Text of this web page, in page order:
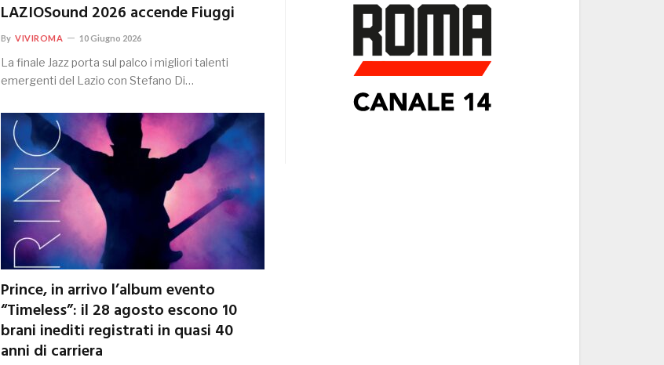
LAZIOSound 2026 accende Fiuggi
By VIVIROMA 10 Giugno 2026
La finale Jazz porta sul palco i migliori talenti
emergenti del Lazio con Stefano Di…
Prince, in arrivo l’album evento
“Timeless”: il 28 agosto escono 10
brani inediti registrati in quasi 40
anni di carriera